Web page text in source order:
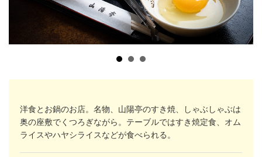
洋食とお鍋のお店。名物、山陽亭のすき焼、しゃぶしゃぶは
奥の座敷でくつろぎながら。テーブルではすき焼定食、オム
ライスやハヤシライスなどが食べられる。